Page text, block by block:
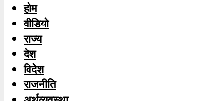
होम
वीडियो
राज्य
देश
विदेश
राजनीति